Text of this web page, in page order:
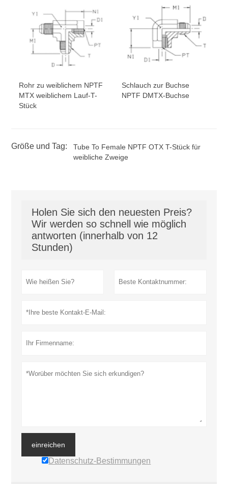
Rohr zu weiblichem NPTF
MTX weiblichem Lauf-T-
Stück
Schlauch zur Buchse
NPTF DMTX-Buchse
Größe und Tag:
Tube To Female NPTF OTX T-Stück für
weibliche Zweige
Holen Sie sich den neuesten Preis?
Wir werden so schnell wie möglich
antworten (innerhalb von 12
Stunden)
einreichen
Datenschutz-Bestimmungen